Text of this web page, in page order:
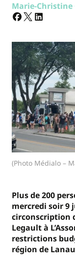
Marie-Christine
(Photo Médialo –
Plus de 200
mercredi soir 9
circonscription
Legault à
restrictions
région de